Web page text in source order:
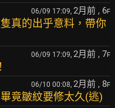
06/09 17:09, 2月前 , 6F
真的出乎意料，帶你
06/09 17:09, 2月前 , 7F
06/10 00:08, 2月前 , 8F
竟皺紋要修太久(逃)